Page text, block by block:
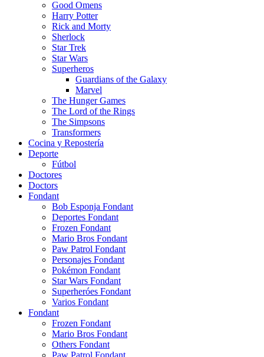
Good Omens
Harry Potter
Rick and Morty
Sherlock
Star Trek
Star Wars
Superheros
Guardians of the Galaxy
Marvel
The Hunger Games
The Lord of the Rings
The Simpsons
Transformers
Cocina y Repostería
Deporte
Fútbol
Doctores
Doctors
Fondant
Bob Esponja Fondant
Deportes Fondant
Frozen Fondant
Mario Bros Fondant
Paw Patrol Fondant
Personajes Fondant
Pokémon Fondant
Star Wars Fondant
Superheróes Fondant
Varios Fondant
Fondant
Frozen Fondant
Mario Bros Fondant
Others Fondant
Paw Patrol Fondant